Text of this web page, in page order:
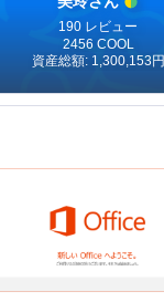
190 レビュー
2456 COOL
資産総額: 1,300,153円